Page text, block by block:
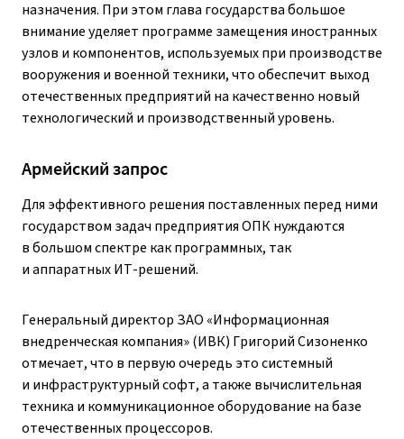
назначения. При этом глава государства большое
внимание уделяет программе замещения иностранных
узлов и компонентов, используемых при производстве
вооружения и военной техники, что обеспечит выход
отечественных предприятий на качественно новый
технологический и производственный уровень.
Армейский запрос
Для эффективного решения поставленных перед ними
государством задач предприятия ОПК нуждаются
в большом спектре как программных, так
и аппаратных ИТ-решений.
Генеральный директор ЗАО «Информационная
внедренческая компания» (ИВК) Григорий Сизоненко
отмечает, что в первую очередь это системный
и инфраструктурный софт, а также вычислительная
техника и коммуникационное оборудование на базе
отечественных процессоров.